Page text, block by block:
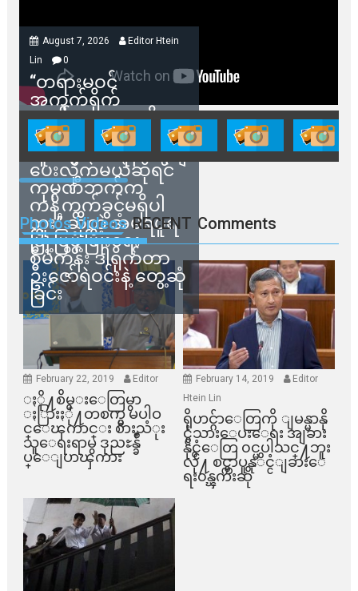
August 7, 2026
Editor Htein
Lin
0
“တရားမဝင်
အကွက်ရိုက်
ရောင်းချမှုတွေကို
သက်ဆိုင်ရာတာဝန်ရှိ
သူတွေက ဂရန်တွေချ
ပေးလိုက်မယ်ဆိုရင်
ကုမ္ပဏီဘက်က
ကန့်ကွက်ခွင့်မရှိပါ
ဘူး” ဆိုတဲ့ အမရပူရ
မြို့ပြဖွံ့ဖြိုးရေး
စီမံကိန်း ဒါရိုက်တာ
ဦးဇော်ရဲဝင်းနဲ့ တွေ့ဆုံ
ခြင်း
Photos Videos RECENT Comments
February 22, 2019 Editor
ႏို႔စိမ္းေတြမွာ
ႏြားႏို႔တစက္မွ မပါဝ
င္ေၾကာင္း စားသံုး
သူေရးရာမွ ဒုညႊန္ခ်ဳ
ပ္ေျပာၾကား
February 14, 2019
Editor
Htein Lin
ရိုဟင္ဂ်ာေတြကို ျမန္မာနို
င္ငံသားေပးေရး အျခား
နိုင္ငံေတြ ၀င္မပါသင္႔ဘူး
လို႔ စင္ကာပူနုိင္ငံျခားေ
ရး၀န္ၾကီးဆို